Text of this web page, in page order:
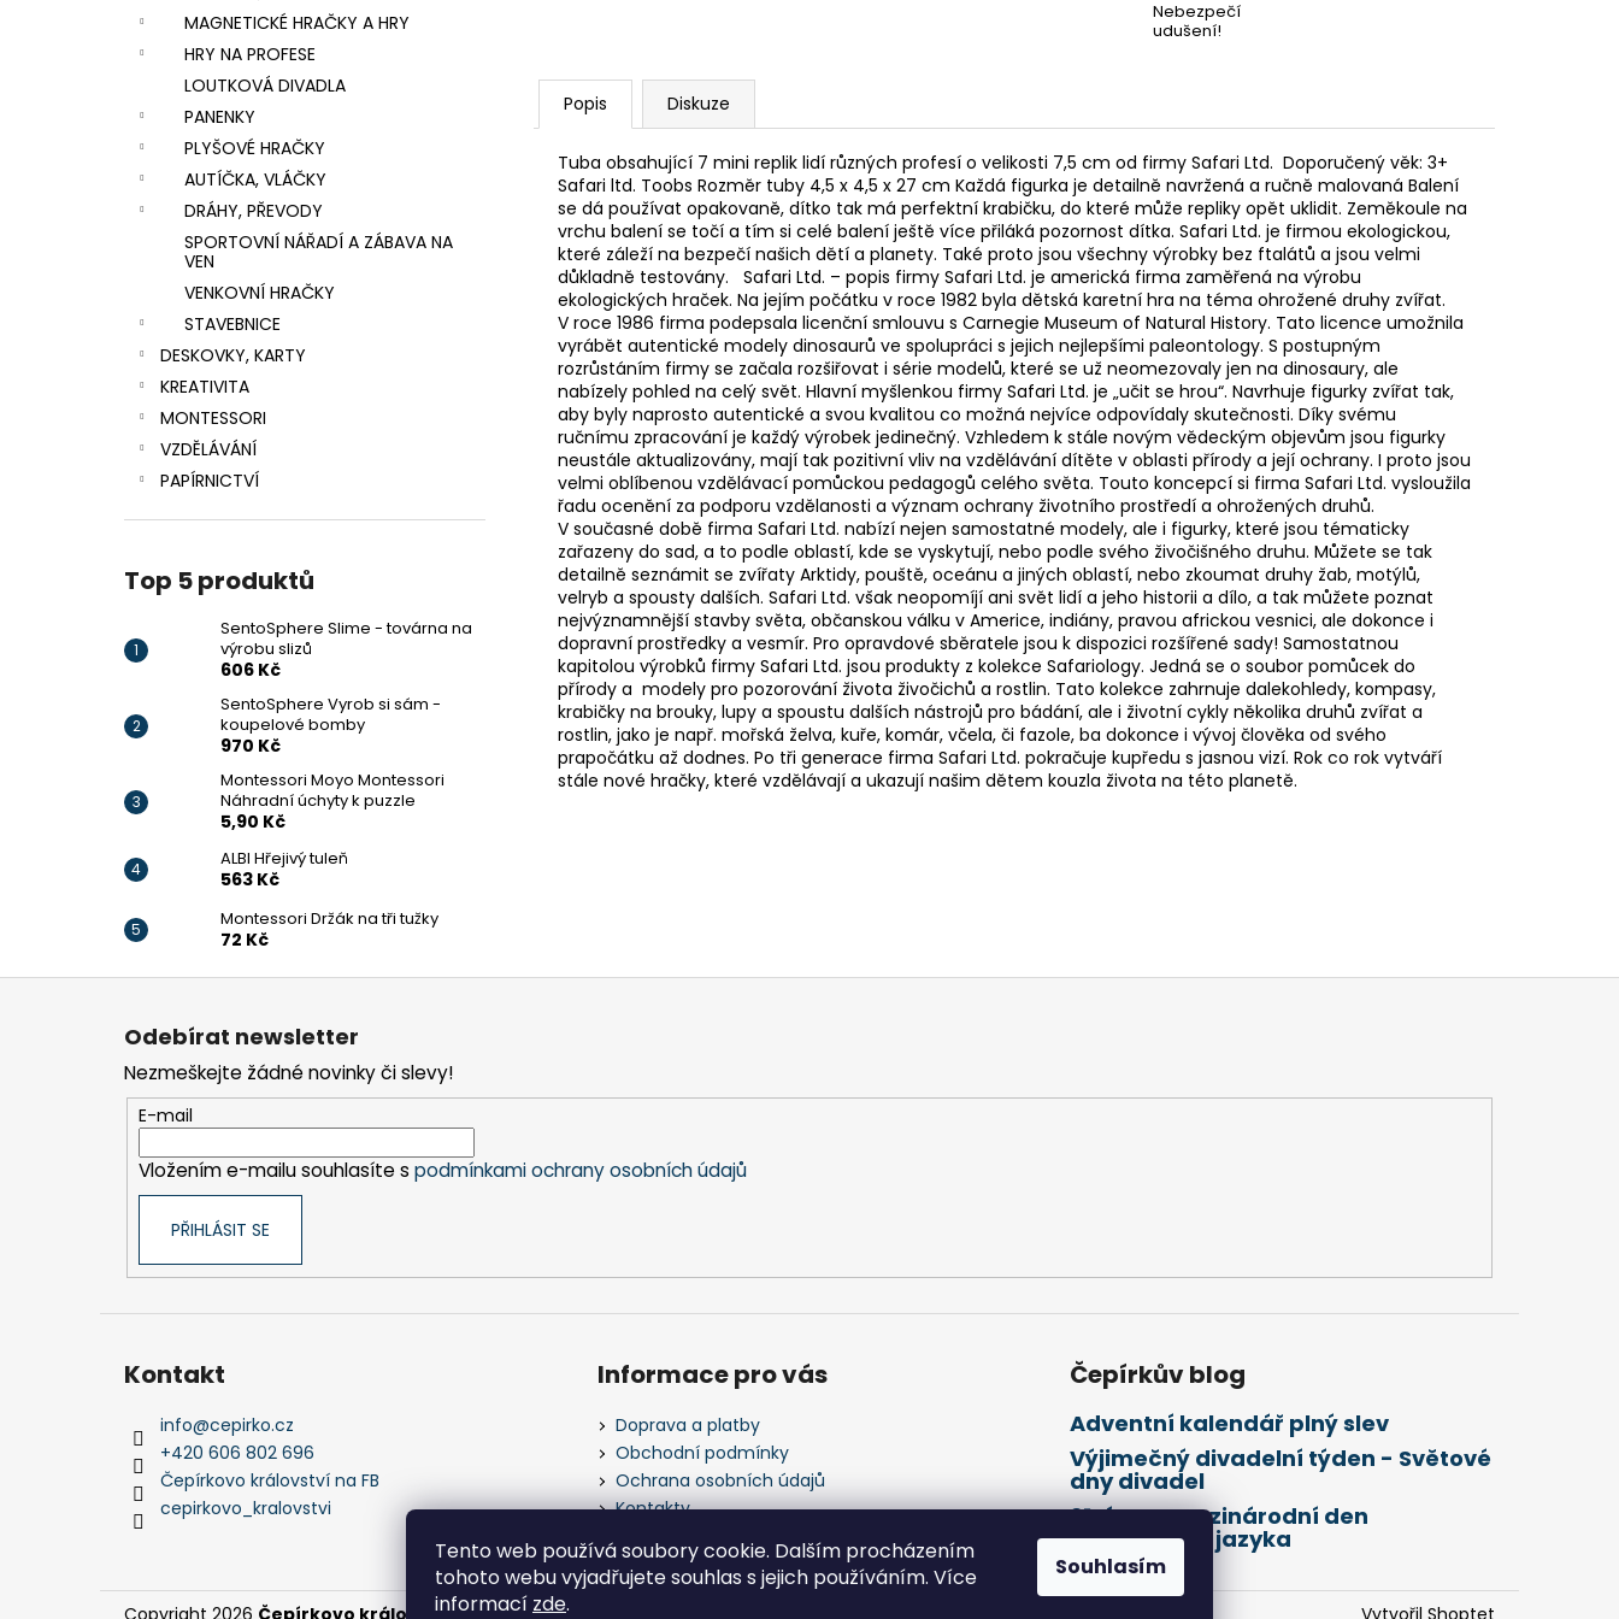
Tento web používá soubory cookie. Dalším procházením
tohoto webu vyjadřujete souhlas s jejich používáním. Více
informací zde.
Souhlasím
MAGNETICKÉ HRAČKY A HRY
HRY NA PROFESE
LOUTKOVÁ DIVADLA
PANENKY
PLYŠOVÉ HRAČKY
AUTÍČKA, VLÁČKY
DRÁHY, PŘEVODY
SPORTOVNÍ NÁŘADÍ A ZÁBAVA NA
VEN
VENKOVNÍ HRAČKY
STAVEBNICE
DESKOVKY, KARTY
KREATIVITA
MONTESSORI
VZDĚLÁVÁNÍ
PAPÍRNICTVÍ
Top 5 produktů
SentoSphere Slime - továrna na
výrobu slizů
606 Kč
SentoSphere Vyrob si sám -
koupelové bomby
970 Kč
Montessori Moyo Montessori
Náhradní úchyty k puzzle
5,90 Kč
ALBI Hřejivý tuleň
563 Kč
Montessori Držák na tři tužky
72 Kč
Nebezpečí
udušení!
Popis Diskuze
Tuba obsahující 7 mini replik lidí různých profesí o velikosti 7,5 cm od firmy Safari Ltd. Doporučený věk: 3+
Safari ltd. Toobs Rozměr tuby 4,5 x 4,5 x 27 cm Každá figurka je detailně navržená a ručně malovaná Balení
se dá používat opakovaně, dítko tak má perfektní krabičku, do které může repliky opět uklidit. Zeměkoule na
vrchu balení se točí a tím si celé balení ještě více přiláká pozornost dítka. Safari Ltd. je firmou ekologickou,
které záleží na bezpečí našich dětí a planety. Také proto jsou všechny výrobky bez ftalátů a jsou velmi
důkladně testovány. Safari Ltd. – popis firmy Safari Ltd. je americká firma zaměřená na výrobu
ekologických hraček. Na jejím počátku v roce 1982 byla dětská karetní hra na téma ohrožené druhy zvířat.
V roce 1986 firma podepsala licenční smlouvu s Carnegie Museum of Natural History. Tato licence umožnila
vyrábět autentické modely dinosaurů ve spolupráci s jejich nejlepšími paleontology. S postupným
rozrůstáním firmy se začala rozšiřovat i série modelů, které se už neomezovaly jen na dinosaury, ale
nabízely pohled na celý svět. Hlavní myšlenkou firmy Safari Ltd. je „učit se hrou“. Navrhuje figurky zvířat tak,
aby byly naprosto autentické a svou kvalitou co možná nejvíce odpovídaly skutečnosti. Díky svému
ručnímu zpracování je každý výrobek jedinečný. Vzhledem k stále novým vědeckým objevům jsou figurky
neustále aktualizovány, mají tak pozitivní vliv na vzdělávání dítěte v oblasti přírody a její ochrany. I proto jsou
velmi oblíbenou vzdělávací pomůckou pedagogů celého světa. Touto koncepcí si firma Safari Ltd. vysloužila
řadu ocenění za podporu vzdělanosti a význam ochrany životního prostředí a ohrožených druhů.
V současné době firma Safari Ltd. nabízí nejen samostatné modely, ale i figurky, které jsou tématicky
zařazeny do sad, a to podle oblastí, kde se vyskytují, nebo podle svého živočišného druhu. Můžete se tak
detailně seznámit se zvířaty Arktidy, pouště, oceánu a jiných oblastí, nebo zkoumat druhy žab, motýlů,
velryb a spousty dalších. Safari Ltd. však neopomíjí ani svět lidí a jeho historii a dílo, a tak můžete poznat
nejvýznamnější stavby světa, občanskou válku v Americe, indiány, pravou africkou vesnici, ale dokonce i
dopravní prostředky a vesmír. Pro opravdové sběratele jsou k dispozici rozšířené sady! Samostatnou
kapitolou výrobků firmy Safari Ltd. jsou produkty z kolekce Safariology. Jedná se o soubor pomůcek do
přírody a modely pro pozorování života živočichů a rostlin. Tato kolekce zahrnuje dalekohledy, kompasy,
krabičky na brouky, lupy a spoustu dalších nástrojů pro bádání, ale i životní cykly několika druhů zvířat a
rostlin, jako je např. mořská želva, kuře, komár, včela, či fazole, ba dokonce i vývoj člověka od svého
prapočátku až dodnes. Po tři generace firma Safari Ltd. pokračuje kupředu s jasnou vizí. Rok co rok vytváří
stále nové hračky, které vzdělávají a ukazují našim dětem kouzla života na této planetě.
Z
Odebírat newsletter
Nezmeškejte žádné novinky či slevy!
E-mail
Vložením e-mailu souhlasíte s podmínkami ochrany osobních údajů
PŘIHLÁSIT SE
Kontakt
info@cepirko.cz
+420 606 802 696
Čepírkovo království na FB
cepirkovo_kralovstvi
Informace pro vás
Doprava a platby
Obchodní podmínky
Ochrana osobních údajů
Kontakty
Čepírkův blog
Adventní kalendář plný slev
Výjimečný divadelní týden - Světové
dny divadel
21. února Mezinárodní den
mateřského jazyka